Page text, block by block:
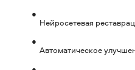
Нейросетевая
Автоматическое